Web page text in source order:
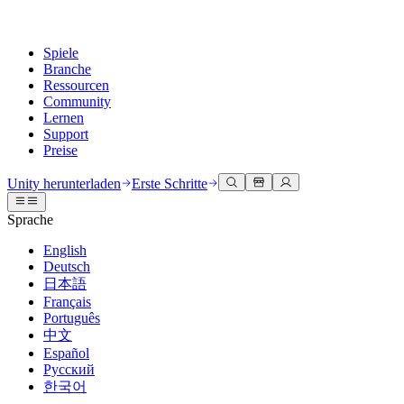
Spiele
Branche
Ressourcen
Community
Lernen
Support
Preise
Unity Engine
Erstellen Sie 2D- und 3D-Spiele für jede Plattform
Zusammenarbeit
Schnell mit Ihrem Team zusammenarbeiten und iterieren
Unity herunterladen
Abonnements und Preise
Bereitstellen
Multiplattform
3D-Zusammenarbeit
Erstellen und überprüfen Sie 3D-Projekte in Echtzeit
Immersive Schulung
In immersiven Umgebungen trainieren
Kundenerlebnisse
Interaktive 3D-Erlebnisse erstellen
Branchen
Fertigung
Dokumentation
Entwicklertools
Versionsfreigaben und Fehlerverfolgung
Roadmap
Bevorstehende Funktionen überprüfen
Glossar
Diskussionen
Veranstaltungen
Globale und lokale Veranstaltungen
Gemeinschaftsgeschichten
Made with Unity
Präsentation von Unity-Schöpfern
Unity Learn
Meistern Sie Unity-Fähigkeiten kostenlos
Professionelles Training
Verbessern Sie Ihr Team mit Unity-Trainern
Neu bei Unity
Erste Schritte
Beginnen Sie noch heute mit dem Lernen
Unity Essential Pathways
Hilfe erhalten
Wir helfen Ihnen, mit Unity erfolgreich zu sein
Erfolgspläne
Erreichen Sie Ihre Ziele schneller mit Expertenunterstützung
FAQ
Antworten auf häufige Fragen
Kontakt aufnehmen
Verbinden Sie sich mit unserem Team
Unity herunterladen Erste Schritte
Sprache
English
Deutsch
日本語
Français
Português
中文
Español
Русский
한국어